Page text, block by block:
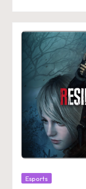
Posted
Esports